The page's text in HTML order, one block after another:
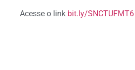
Acesse o link bit.ly/SNCTUFMT6